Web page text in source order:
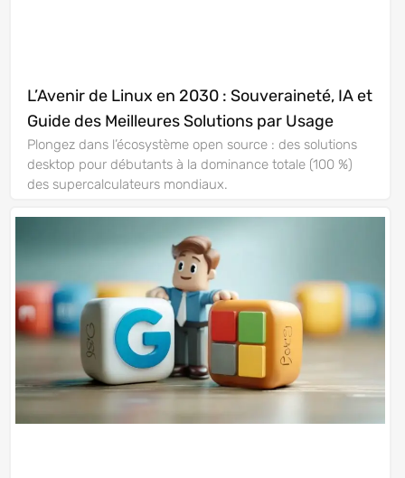
L’Avenir de Linux en 2030 : Souveraineté, IA et
Guide des Meilleures Solutions par Usage
Plongez dans l’écosystème open source : des solutions
desktop pour débutants à la dominance totale (100 %)
des supercalculateurs mondiaux.